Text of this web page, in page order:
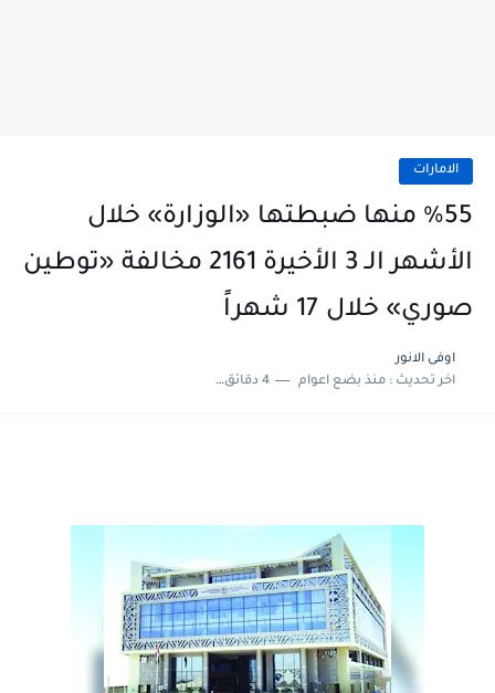
الامارات
%55 منها ضبطتها «الوزارة» خلال
الأشهر الـ 3 الأخيرة 2161 مخالفة «توطين
صوري» خلال 17 شهراً
اوفى الانور
اخر تحديث :منذ بضع اعوام 4 دقائق للقراءة